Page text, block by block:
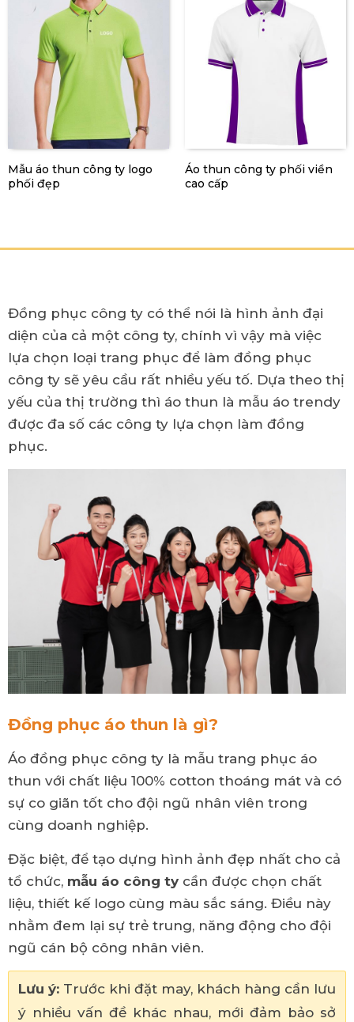
Mẫu áo thun công ty logo
phối đẹp
Áo thun công ty phối viền
cao cấp
Đồng phục công ty có thể nói là hình ảnh đại
diện của cả một công ty, chính vì vậy mà việc
lựa chọn loại trang phục để làm đồng phục
công ty sẽ yêu cầu rất nhiều yếu tố. Dựa theo thị
yếu của thị trường thì áo thun là mẫu áo trendy
được đa số các công ty lựa chọn làm đồng
phục.
Đồng phục áo thun là gì?
Áo đồng phục công ty là mẫu trang phục áo
thun với chất liệu 100% cotton thoáng mát và có
sự co giãn tốt cho đội ngũ nhân viên trong
cùng doanh nghiệp.
Đặc biệt, để tạo dựng hình ảnh đẹp nhất cho cả
tổ chức, mẫu áo công ty cần được chọn chất
liệu, thiết kế logo cùng màu sắc sáng. Điều này
nhằm đem lại sự trẻ trung, năng động cho đội
ngũ cán bộ công nhân viên.
Lưu ý: Trước khi đặt may, khách hàng cần lưu
ý nhiều vấn đề khác nhau, mới đảm bảo sở